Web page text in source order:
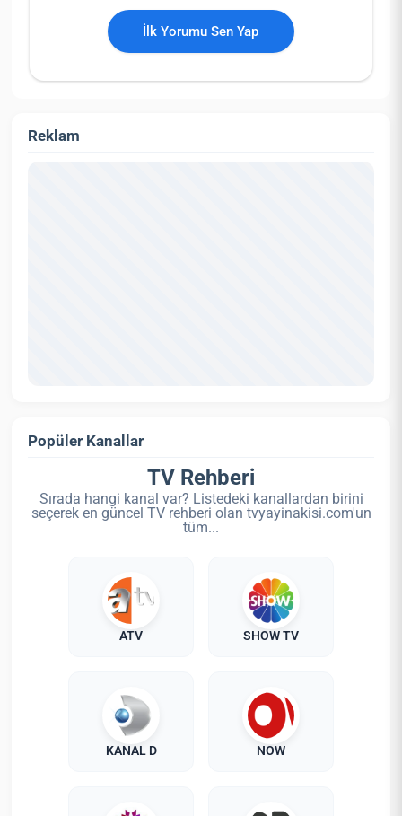
İlk Yorumu Sen Yap
Reklam
Popüler Kanallar
TV Rehberi
Sırada hangi kanal var? Listedeki kanallardan birini
seçerek en güncel TV rehberi olan tvyayinakisi.com'un
tüm...
ATV SHOW TV
KANAL D NOW